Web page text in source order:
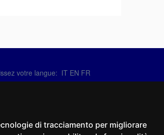
di tracciamento per migliorare
votre langue: IT EN FR